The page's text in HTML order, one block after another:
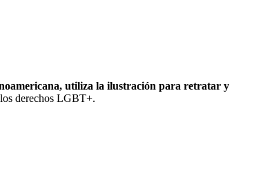
utiliza la ilustración para retratar y
derechos LGBT+.